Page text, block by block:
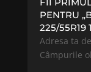
FII
PENTRU
225/55R19
Adresa ta
Câmpurile